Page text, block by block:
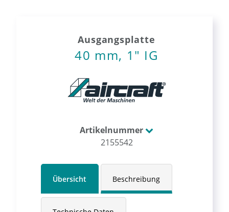
Ausgangsplatte
40 mm, 1" IG
Artikelnummer
2155542
Übersicht Beschreibung